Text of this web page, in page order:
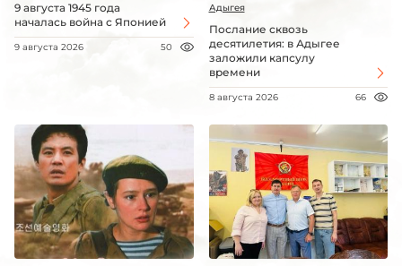
9 августа 1945 года
началась война с Японией
9 августа 2026 50
Адыгея
Послание сквозь
десятилетия: в Адыгее
заложили капсулу
времени
8 августа 2026 66